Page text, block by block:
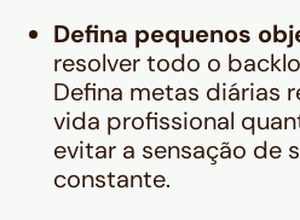
Defina pequenos
resolver todo o
Defina metas diárias
vida profissional
evitar a sensação de
constante.